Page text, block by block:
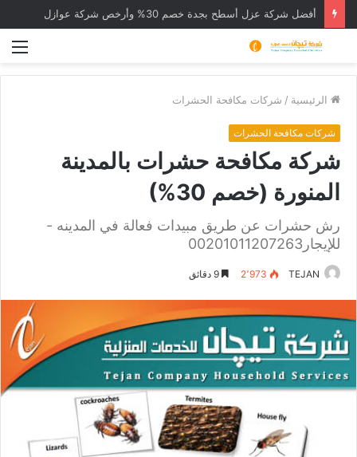
أفضل شركة عزل أسطح بجدة خصم 30% وأرخص شركة عوازل
الرئيسية / شركات مكافحة الحشرات
شركات مكافحة الحشرات
شركة مكافحة حشرات بالمدينة
المنورة (خصم 30%)
رش حشرات عن طريق مبيدات فعالة في المدينه -
للإيجار00201011207263
TEJAN 2٬973